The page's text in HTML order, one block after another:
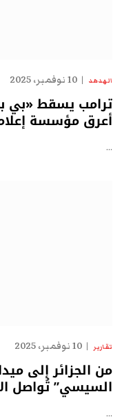
الهدهد 10 نوفمبر، 2025
ترامب يسقط «بي
أعرق مؤسسة
…
تقارير 10 نوفمبر، 2025
من الجزائر إلى
السيسي” تُواصل
…